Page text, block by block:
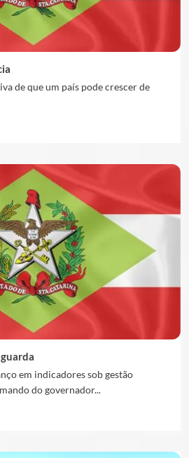
de que um país pode crescer de
em indicadores sob gestão
do governador...